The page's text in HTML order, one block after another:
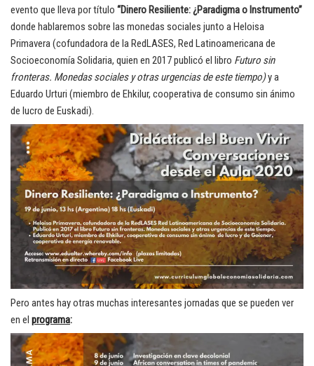
evento que lleva por título “Dinero Resiliente: ¿Paradigma o Instrumento”
donde hablaremos sobre las monedas sociales junto a Heloisa
Primavera (cofundadora de la RedLASES, Red Latinoamericana de
Socioeconomía Solidaria, quien en 2017 publicó el libro Futuro sin
fronteras. Monedas sociales y otras urgencias de este tiempo)y a
Eduardo Urturi (miembro de Ehkilur, cooperativa de consumo sin ánimo
de lucro de Euskadi).
Pero antes hay otras muchas interesantes jornadas que se pueden ver
en el programa: